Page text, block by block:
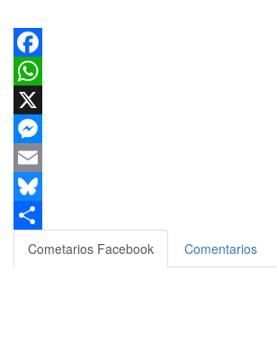
Facebook
WhatsApp
X
Messenger
Email
Bluesky
Compartir
Cometarios Facebook Comentarios